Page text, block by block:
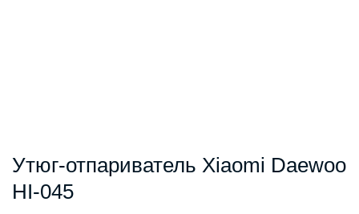
Утюг-отпариватель Xiaomi Daewoo
HI-045